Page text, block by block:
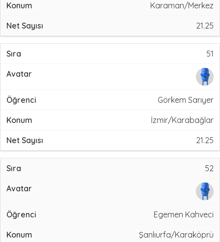
Karaman/Merkez
21.25
51
Görkem Sarıyer
İzmir/Karabağlar
21.25
52
Egemen Kahveci
Şanlıurfa/Karaköprü